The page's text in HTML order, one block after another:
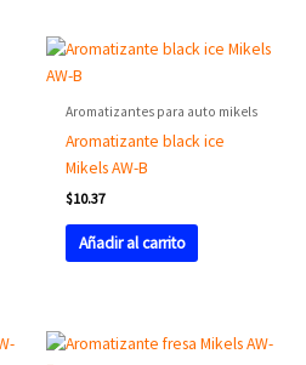
Aromatizantes para auto mikels
Aromatizante black ice
Mikels AW-B
$10.37
Añadir al carrito